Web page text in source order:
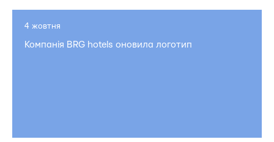
4 жовтня
Компанія BRG hotels оновила логотип